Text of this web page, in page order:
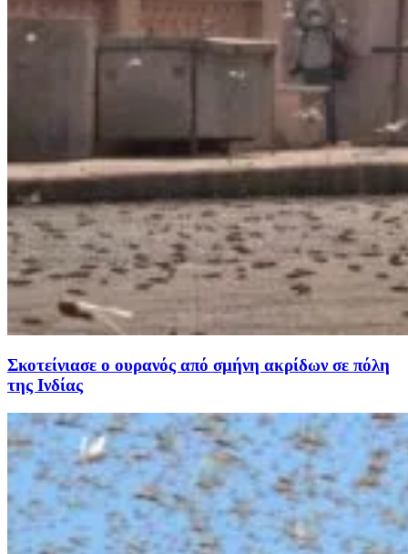
Σκοτείνιασε ο ουρανός από σμήνη ακρίδων σε πόλη
της Ινδίας